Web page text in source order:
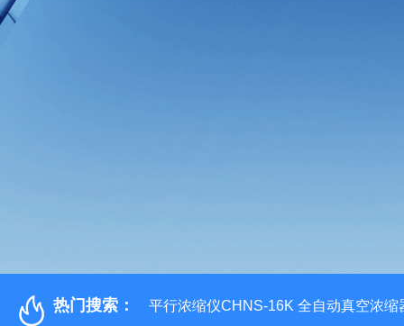
热门搜索： 平行浓缩仪CHNS-16K 全自动真空浓缩